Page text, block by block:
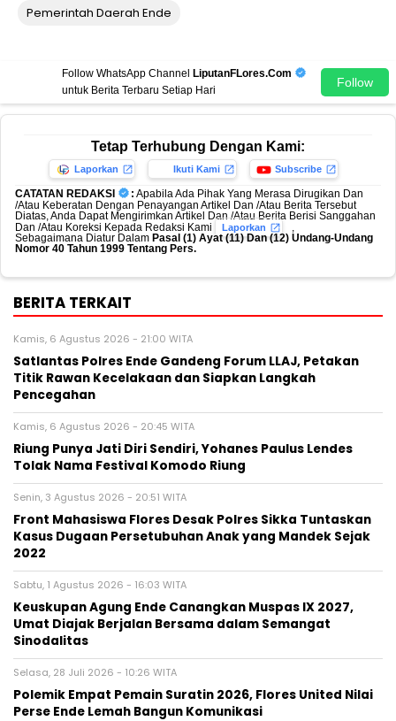
Pemerintah Daerah Ende
Follow WhatsApp Channel LiputanFLores.Com
untuk Berita Terbaru Setiap Hari
Follow
Tetap Terhubung Dengan Kami:
Laporkan Ikuti Kami Subscribe
CATATAN REDAKSI : Apabila Ada Pihak Yang Merasa Dirugikan Dan
/Atau Keberatan Dengan Penayangan Artikel Dan /Atau Berita Tersebut
Diatas, Anda Dapat Mengirimkan Artikel Dan /Atau Berita Berisi Sanggahan
Dan /Atau Koreksi Kepada Redaksi Kami
Laporkan
Sebagaimana Diatur Dalam Pasal (1) Ayat (11) Dan (12) Undang-Undang
Nomor 40 Tahun 1999 Tentang Pers.
BERITA TERKAIT
Kamis, 6 Agustus 2026 - 21:00 WITA
Satlantas Polres Ende Gandeng Forum LLAJ, Petakan
Titik Rawan Kecelakaan dan Siapkan Langkah
Pencegahan
Kamis, 6 Agustus 2026 - 20:45 WITA
Riung Punya Jati Diri Sendiri, Yohanes Paulus Lendes
Tolak Nama Festival Komodo Riung
Senin, 3 Agustus 2026 - 20:51 WITA
Front Mahasiswa Flores Desak Polres Sikka Tuntaskan
Kasus Dugaan Persetubuhan Anak yang Mandek Sejak
2022
Sabtu, 1 Agustus 2026 - 16:03 WITA
Keuskupan Agung Ende Canangkan Muspas IX 2027,
Umat Diajak Berjalan Bersama dalam Semangat
Sinodalitas
Selasa, 28 Juli 2026 - 10:26 WITA
Polemik Empat Pemain Suratin 2026, Flores United Nilai
Perse Ende Lemah Bangun Komunikasi